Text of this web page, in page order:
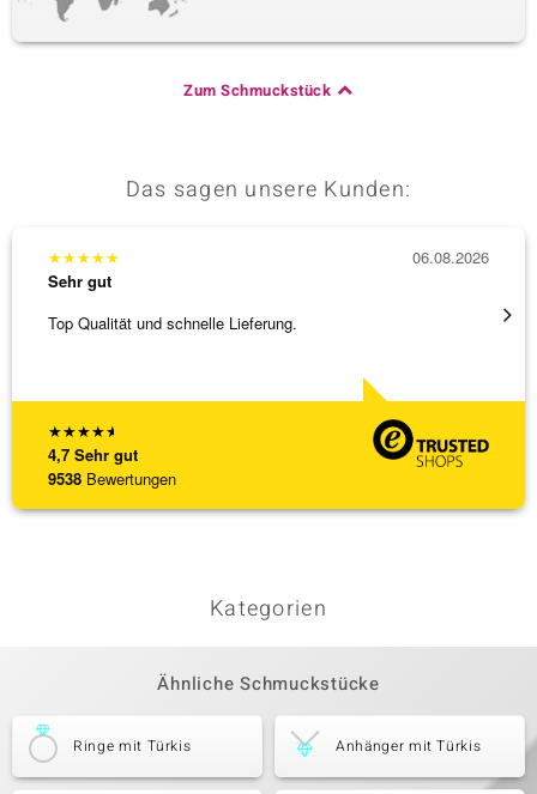
Zum Schmuckstück
Das sagen unsere Kunden:
★★★★★
4,7 Sehr gut
9538 Bewertungen
★★★★★
Sehr gut
Top Qualität und schnelle Lieferung.
06.08.2026
Bin
Kategorien
Ähnliche Schmuckstücke
Ringe mit Türkis Anhänger mit Türkis